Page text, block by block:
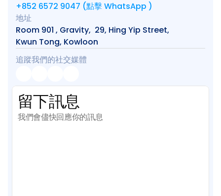
+852 6572 9047 (點擊 WhatsApp )
地址
Room 901 , Gravity,  29, Hing Yip Street,
Kwun Tong, Kowloon
追蹤我們的社交媒體
留下訊息
我們會儘快回應你的訊息